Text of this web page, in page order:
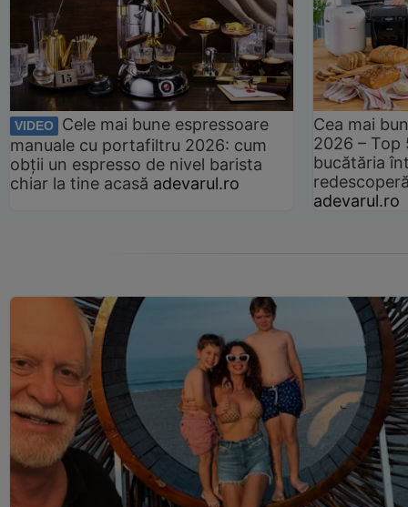
VIDEO
Cele mai bune espressoare
manuale cu portafiltru 2026: cum
obții un espresso de nivel barista
chiar la tine acasă adevarul.ro
Cea mai
2026 –
bucătăria
adevarul.ro